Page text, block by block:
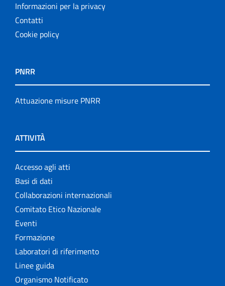
Informazioni per la privacy
Contatti
Cookie policy
PNRR
Attuazione misure PNRR
ATTIVITÀ
Accesso agli atti
Basi di dati
Collaborazioni internazionali
Comitato Etico Nazionale
Eventi
Formazione
Laboratori di riferimento
Linee guida
Organismo Notificato